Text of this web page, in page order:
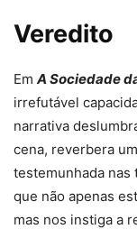
Veredito
Em A Sociedade
irrefutável
narrativa
cena, reverbera
testemunhada nas
que não apenas
mas nos instiga a